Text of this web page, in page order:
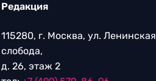
Редакция
115280, г. Москва, ул. Ленинская
слобода,
д. 26, этаж 2